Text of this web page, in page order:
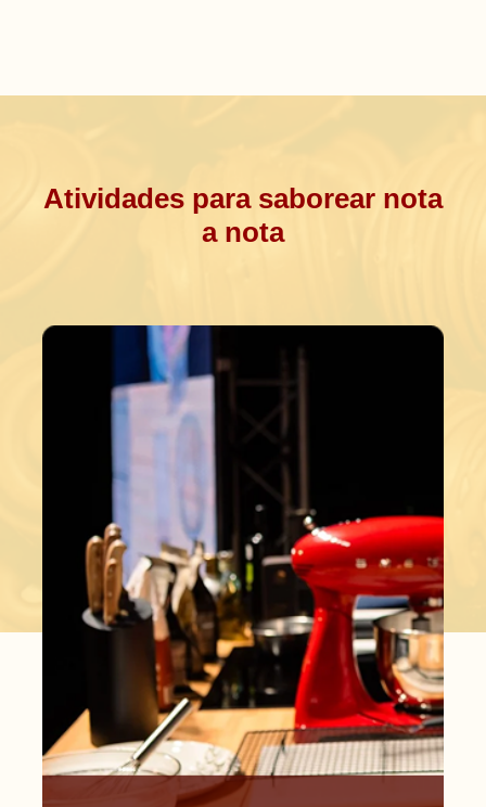
Atividades para saborear nota
a nota